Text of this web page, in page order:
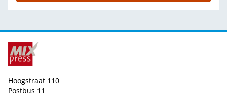
Hoogstraat 110
Postbus 11